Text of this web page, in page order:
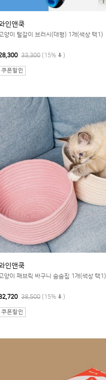
인앤쿡
양이 털갈이 브러시(대형) 1개(색상 택1)
33,300 (15% )
인앤쿡
양이 패브릭 바구니 숨숨집 1개(색상 택1)
38,500 (15% )